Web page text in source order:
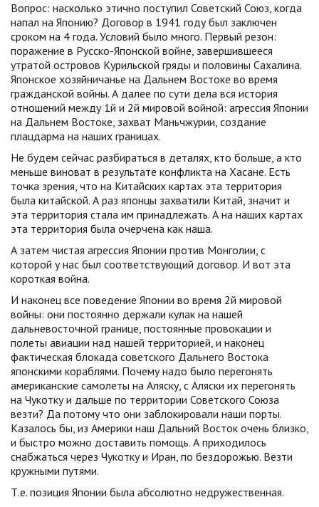
Вопрос: насколько этично поступил Советский Союз, когда
напал на Японию? Договор в 1941 году был заключен
сроком на 4 года. Условий было много. Первый резон:
поражение в Русско-Японской войне, завершившееся
утратой островов Курильской гряды и половины Сахалина.
Японское хозяйничанье на Дальнем Востоке во время
гражданской войны. А далее по сути дела вся история
отношений между 1й и 2й мировой войной: агрессия Японии
на Дальнем Востоке, захват Маньчжурии, создание
плацдарма на наших границах.
Не будем сейчас разбираться в деталях, кто больше, а кто
меньше виноват в результате конфликта на Хасане. Есть
точка зрения, что на Китайских картах эта территория
была китайской. А раз японцы захватили Китай, значит и
эта территория стала им принадлежать. А на наших картах
эта территория была очерчена как наша.
А затем чистая агрессия Японии против Монголии, с
которой у нас был соответствующий договор. И вот эта
короткая война.
И наконец все поведение Японии во время 2й мировой
войны: они постоянно держали кулак на нашей
дальневосточной границе, постоянные провокации и
полеты авиации над нашей территорией, и наконец
фактическая блокада советского Дальнего Востока
японскими кораблями. Почему надо было перегонять
американские самолеты на Аляску, с Аляски их перегонять
на Чукотку и дальше по территории Советского Союза
везти? Да потому что они заблокировали наши порты.
Казалось бы, из Америки наш Дальний Восток очень близко,
и быстро можно доставить помощь. А приходилось
снабжаться через Чукотку и Иран, по бездорожью. Везти
кружными путями.
Т.е. позиция Японии была абсолютно недружественная.